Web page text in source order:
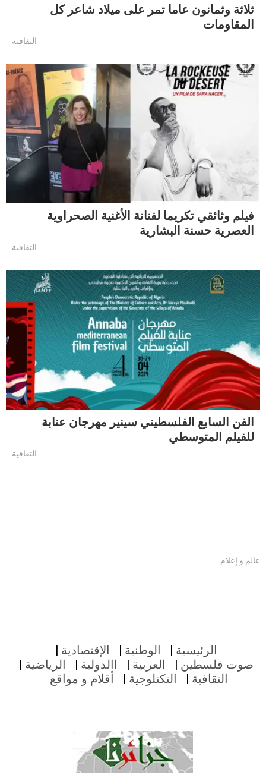
ثلاثة وثمانون عاما تمر على ميلاد شاعر كل
المقاومات
التقافية
فيلم وثائقي تكريما لفنانة الأغنية الصحراوية
العصرية حسنة البشارية
التقافية
الفن السابع الفلسطيني سينير مهرجان عنابة
للفيلم المتوسطي
التقافية
عالم و إعلام…
الرئيسية الوطنية
الإقتصادية
صوت فلسطين
العربية االدولية
الرياضية
التقافية
التكنلوجية أقلام و مواقع